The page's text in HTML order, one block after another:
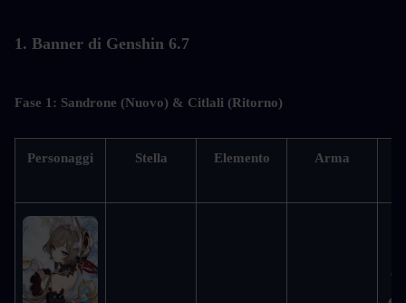
1. Banner di Genshin 6.7
Fase 1: Sandrone (Nuovo) & Citlali (Ritorno)
Personaggi Stella Elemento Arma